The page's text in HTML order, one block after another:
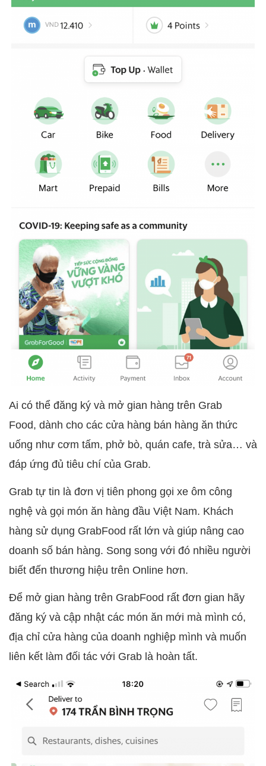
Ai có thể đăng ký và mở gian hàng trên Grab
Food, dành cho các cửa hàng bán hàng ăn thức
uống như cơm tấm, phở bò, quán cafe, trà sửa… và
đáp ứng đủ tiêu chí của Grab.
Grab tự tin là đơn vị tiên phong gọi xe ôm công
nghệ và gọi món ăn hàng đầu Việt Nam. Khách
hàng sử dụng GrabFood rất lớn và giúp nâng cao
doanh số bán hàng. Song song với đó nhiều người
biết đến thương hiệu trên Online hơn.
Để mở gian hàng trên GrabFood rất đơn gian hãy
đăng ký và cập nhật các món ăn mới mà mình có,
địa chỉ cửa hàng của doanh nghiệp mình và muốn
liên kết làm đối tác với Grab là hoàn tất.